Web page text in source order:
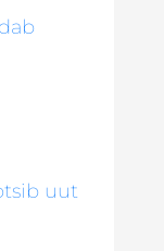
uut